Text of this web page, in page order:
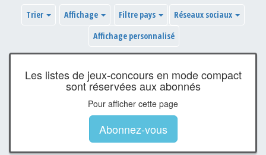
Trier Affichage Filtre pays
Réseaux sociaux
Affichage personnalisé
Les listes de jeux-concours en mode compact
sont réservées aux abonnés
Pour afficher cette page
Abonnez-vous